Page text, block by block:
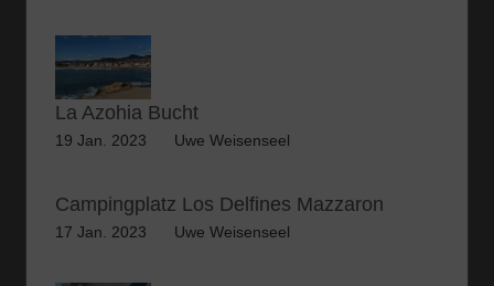
La Azohia Bucht
19 Jan. 2023 Uwe Weisenseel
Campingplatz Los Delfines Mazzaron
17 Jan. 2023 Uwe Weisenseel